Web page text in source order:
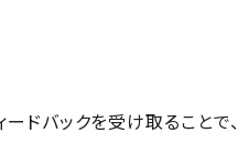
ドバックを受け取ることで、